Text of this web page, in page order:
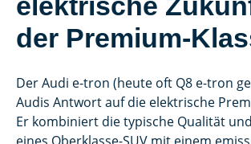
der Premium-
Der Audi e-tron (heute oft Q8 e-tron
Audis Antwort auf die elektrische
Er kombiniert die typische Qualität